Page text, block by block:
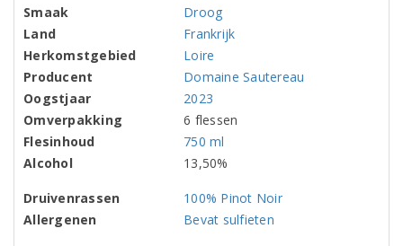
Smaak
Droog
Land
Frankrijk
Herkomstgebied
Loire
Producent
Domaine Sautereau
Oogstjaar
2023
Omverpakking
6 flessen
Flesinhoud
750 ml
Alcohol
13,50%
Druivenrassen
100% Pinot Noir
Allergenen
Bevat sulfieten